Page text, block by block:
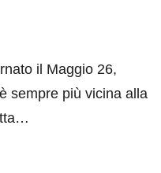
il Maggio 26,
sempre più vicina alla